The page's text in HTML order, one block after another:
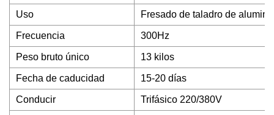
Uso Fresado de taladro de
Frecuencia 300Hz
Peso bruto único 13 kilos
Fecha de caducidad 15-20 días
Conducir Trifásico 220/380V